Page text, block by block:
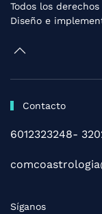
Todos los
Diseño e
Contacto
6012323248-
Síganos